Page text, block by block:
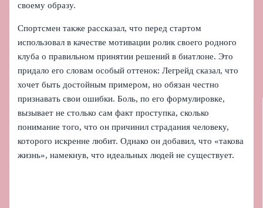
своему образу.
Спортсмен также рассказал, что перед стартом
использовал в качестве мотивации ролик своего родного
клуба о правильном принятии решений в биатлоне. Это
придало его словам особый оттенок: Легрейд сказал, что
хочет быть достойным примером, но обязан честно
признавать свои ошибки. Боль, по его формулировке,
вызывает не столько сам факт проступка, сколько
понимание того, что он причинил страдания человеку,
которого искренне любит. Однако он добавил, что «такова
жизнь», намекнув, что идеальных людей не существует.